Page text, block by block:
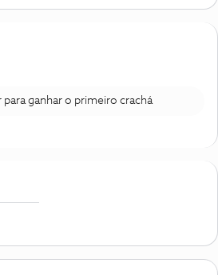
para ganhar o primeiro crachá